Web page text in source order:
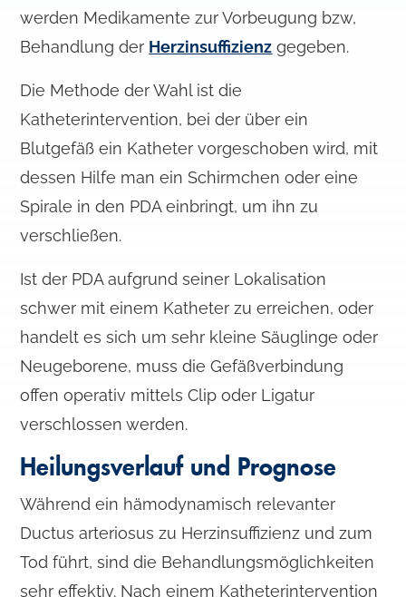
werden Medikamente zur Vorbeugung bzw,
Behandlung der Herzinsuffizienz gegeben.
Die Methode der Wahl ist die
Katheterintervention, bei der über ein
Blutgefäß ein Katheter vorgeschoben wird, mit
dessen Hilfe man ein Schirmchen oder eine
Spirale in den PDA einbringt, um ihn zu
verschließen.
Ist der PDA aufgrund seiner Lokalisation
schwer mit einem Katheter zu erreichen, oder
handelt es sich um sehr kleine Säuglinge oder
Neugeborene, muss die Gefäßverbindung
offen operativ mittels Clip oder Ligatur
verschlossen werden.
Heilungsverlauf und Prognose
Während ein hämodynamisch relevanter
Ductus arteriosus zu Herzinsuffizienz und zum
Tod führt, sind die Behandlungsmöglichkeiten
sehr effektiv. Nach einem Katheterintervention